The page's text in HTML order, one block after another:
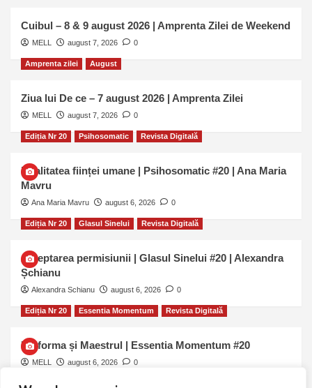
Cuibul – 8 & 9 august 2026 | Amprenta Zilei de Weekend
MELL august 7, 2026 0
Amprenta zilei August
Ziua lui De ce – 7 august 2026 | Amprenta Zilei
MELL august 7, 2026 0
Ediția Nr 20 Psihosomatic Revista Digitală
Dualitatea ființei umane | Psihosomatic #20 | Ana Maria
Mavru
Ana Maria Mavru august 6, 2026 0
Ediția Nr 20 Glasul Sinelui Revista Digitală
Așteptarea permisiunii | Glasul Sinelui #20 | Alexandra
Șchianu
Alexandra Schianu august 6, 2026 0
Ediția Nr 20 Essentia Momentum Revista Digitală
Uniforma și Maestrul | Essentia Momentum #20
MELL august 6, 2026 0